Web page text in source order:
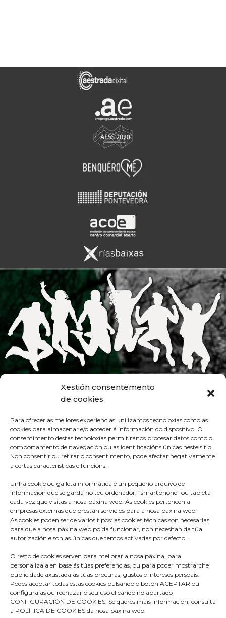
Xestión consentemento
de cookies
Para ofrecer as mellores experiencias, utilizamos tecnoloxías como as
cookies para almacenar e/o acceder á información do dispositivo. O
consentimento destas tecnoloxías permitiranos procesar datos como o
comportamento de navegación ou as identificacións únicas neste sitio.
Non consentir ou retirar o consentimento, pode afectar negativamente
a certas características e funcións.
Unha cookie ou galleta informática é un pequeno arquivo de
información que se garda no teu ordenador, “smartphone” ou tableta
cada vez que visitas a nosa páxina web. As cookies pertencen a
empresas externas que prestan servicios para a nosa páxina web.
As cookies poden ser de varios tipos: as cookies técnicas son necesarias
para que a nosa páxina web poida funcionar, non necesitan da túa
autorización e son as únicas que temos activadas por defecto.
O resto de cookies serven para mellorar a nosa páxina, para
personalizala en base ás túas preferencias, ou para poder mostrarche
publicidade axustada ás túas procuras, gustos e intereses persoais.
Podes aceptar todas estas cookies pulsando o botón ACEPTAR ou
configuralas ou rechazar o seu uso clicando no apartado
CONFIGURACIÓN DE COOKIES. Se queres máis información, consulta
a POLÍTICA DE COOKIES da nosa páxina web.
Praza do Concello s/n
36680 A Estrada – Pontevedra
Telf: 986570165
info@aestrada.gal